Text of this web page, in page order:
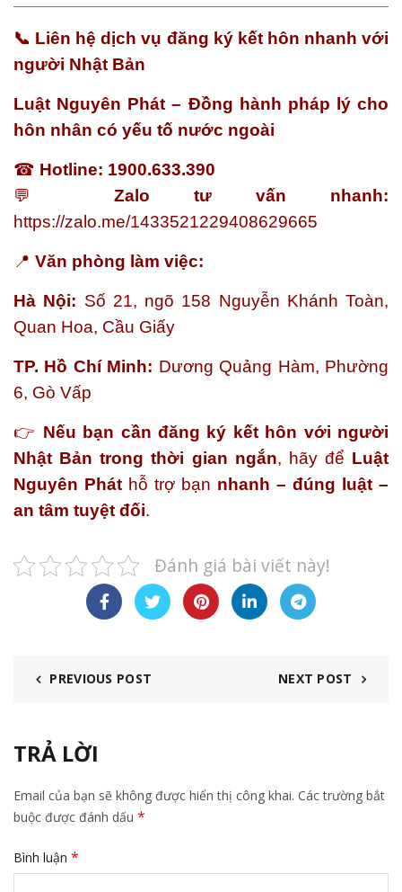
📞 Liên hệ dịch vụ đăng ký kết hôn nhanh với
người Nhật Bản
Luật Nguyên Phát – Đồng hành pháp lý cho
hôn nhân có yếu tố nước ngoài
☎ Hotline: 1900.633.390
💬 Zalo tư vấn nhanh:
https://zalo.me/1433521229408629665
📍 Văn phòng làm việc:
Hà Nội: Số 21, ngõ 158 Nguyễn Khánh Toàn,
Quan Hoa, Cầu Giấy
TP. Hồ Chí Minh: Dương Quảng Hàm, Phường
6, Gò Vấp
👉 Nếu bạn cần đăng ký kết hôn với người
Nhật Bản trong thời gian ngắn, hãy để Luật
Nguyên Phát hỗ trợ bạn nhanh – đúng luật –
an tâm tuyệt đối.
Đánh giá bài viết này!
PREVIOUS POST NEXT POST
TRẢ LỜI
Email của bạn sẽ không được hiển thị công khai. Các trường bắt
buộc được đánh dấu *
Bình luận *